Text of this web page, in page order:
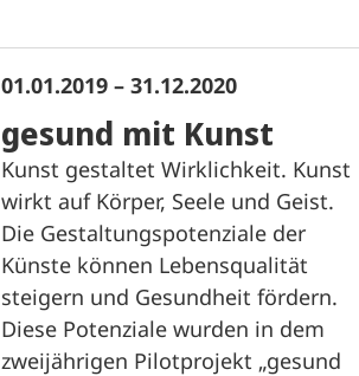
01.01.2019 – 31.12.2020
gesund mit Kunst
Kunst gestaltet Wirklichkeit. Kunst
wirkt auf Körper, Seele und Geist.
Die Gestaltungspotenziale der
Künste können Lebensqualität
steigern und Gesundheit fördern.
Diese Potenziale wurden in dem
zweijährigen Pilotprojekt „gesund